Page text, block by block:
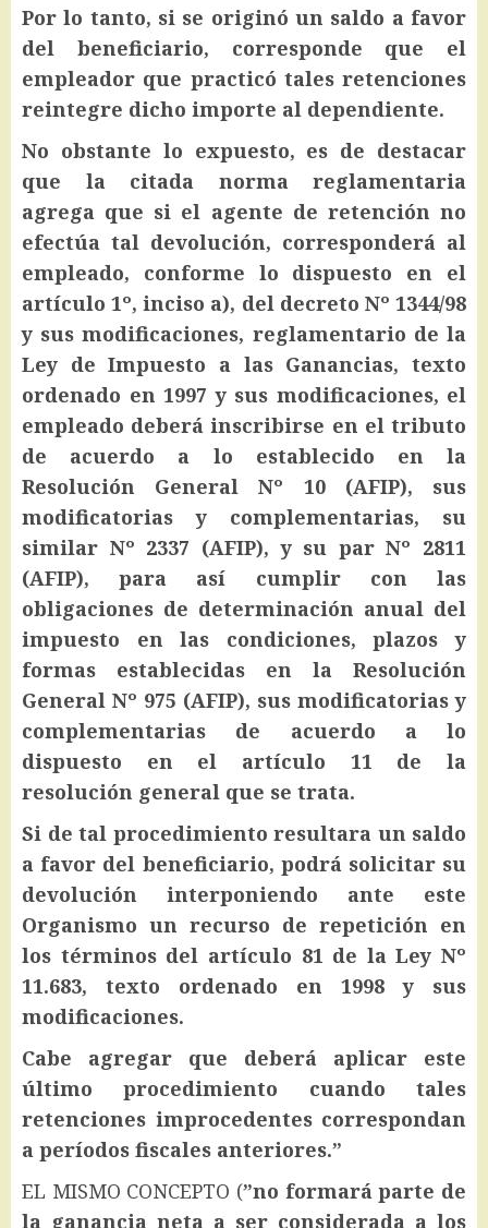
Por lo tanto, si se originó un saldo a favor
del beneficiario, corresponde que el
empleador que practicó tales retenciones
reintegre dicho importe al dependiente.
No obstante lo expuesto, es de destacar
que la citada norma reglamentaria
agrega que si el agente de retención no
efectúa tal devolución, corresponderá al
empleado, conforme lo dispuesto en el
artículo 1º, inciso a), del decreto Nº 1344/98
y sus modificaciones, reglamentario de la
Ley de Impuesto a las Ganancias, texto
ordenado en 1997 y sus modificaciones, el
empleado deberá inscribirse en el tributo
de acuerdo a lo establecido en la
Resolución General Nº 10 (AFIP), sus
modificatorias y complementarias, su
similar Nº 2337 (AFIP), y su par Nº 2811
(AFIP), para así cumplir con las
obligaciones de determinación anual del
impuesto en las condiciones, plazos y
formas establecidas en la Resolución
General Nº 975 (AFIP), sus modificatorias y
complementarias de acuerdo a lo
dispuesto en el artículo 11 de la
resolución general que se trata.
Si de tal procedimiento resultara un saldo
a favor del beneficiario, podrá solicitar su
devolución interponiendo ante este
Organismo un recurso de repetición en
los términos del artículo 81 de la Ley Nº
11.683, texto ordenado en 1998 y sus
modificaciones.
Cabe agregar que deberá aplicar este
último procedimiento cuando tales
retenciones improcedentes correspondan
a períodos fiscales anteriores.”
EL MISMO CONCEPTO (”no formará parte de
la ganancia neta a ser considerada a los